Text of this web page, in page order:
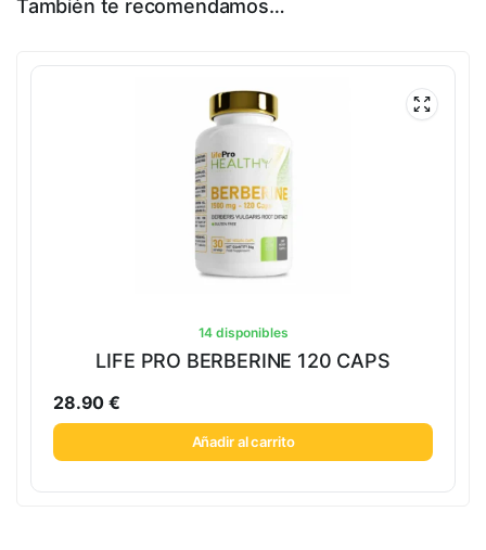
También te recomendamos…
14 disponibles
LIFE PRO BERBERINE 120 CAPS
28.90€
Añadir al carrito